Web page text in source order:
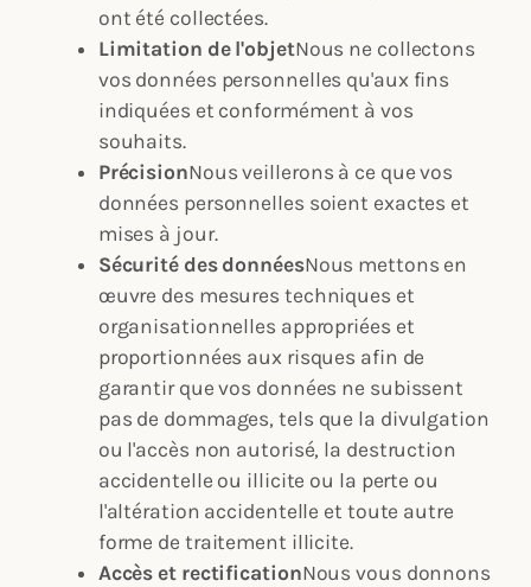
ont été collectées.
Limitation de l'objetNous ne collectons
vos données personnelles qu'aux fins
indiquées et conformément à vos
souhaits.
PrécisionNous veillerons à ce que vos
données personnelles soient exactes et
mises à jour.
Sécurité des donnéesNous mettons en
œuvre des mesures techniques et
organisationnelles appropriées et
proportionnées aux risques afin de
garantir que vos données ne subissent
pas de dommages, tels que la divulgation
ou l'accès non autorisé, la destruction
accidentelle ou illicite ou la perte ou
l'altération accidentelle et toute autre
forme de traitement illicite.
Accès et rectificationNous vous donnons